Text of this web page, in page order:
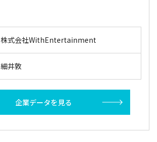
株式会社WithEntertainment
細井敦
企業データを見る